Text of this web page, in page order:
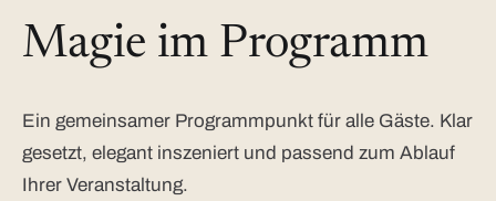
Magie im Programm
Ein gemeinsamer Programmpunkt für alle Gäste. Klar
gesetzt, elegant inszeniert und passend zum Ablauf
Ihrer Veranstaltung.